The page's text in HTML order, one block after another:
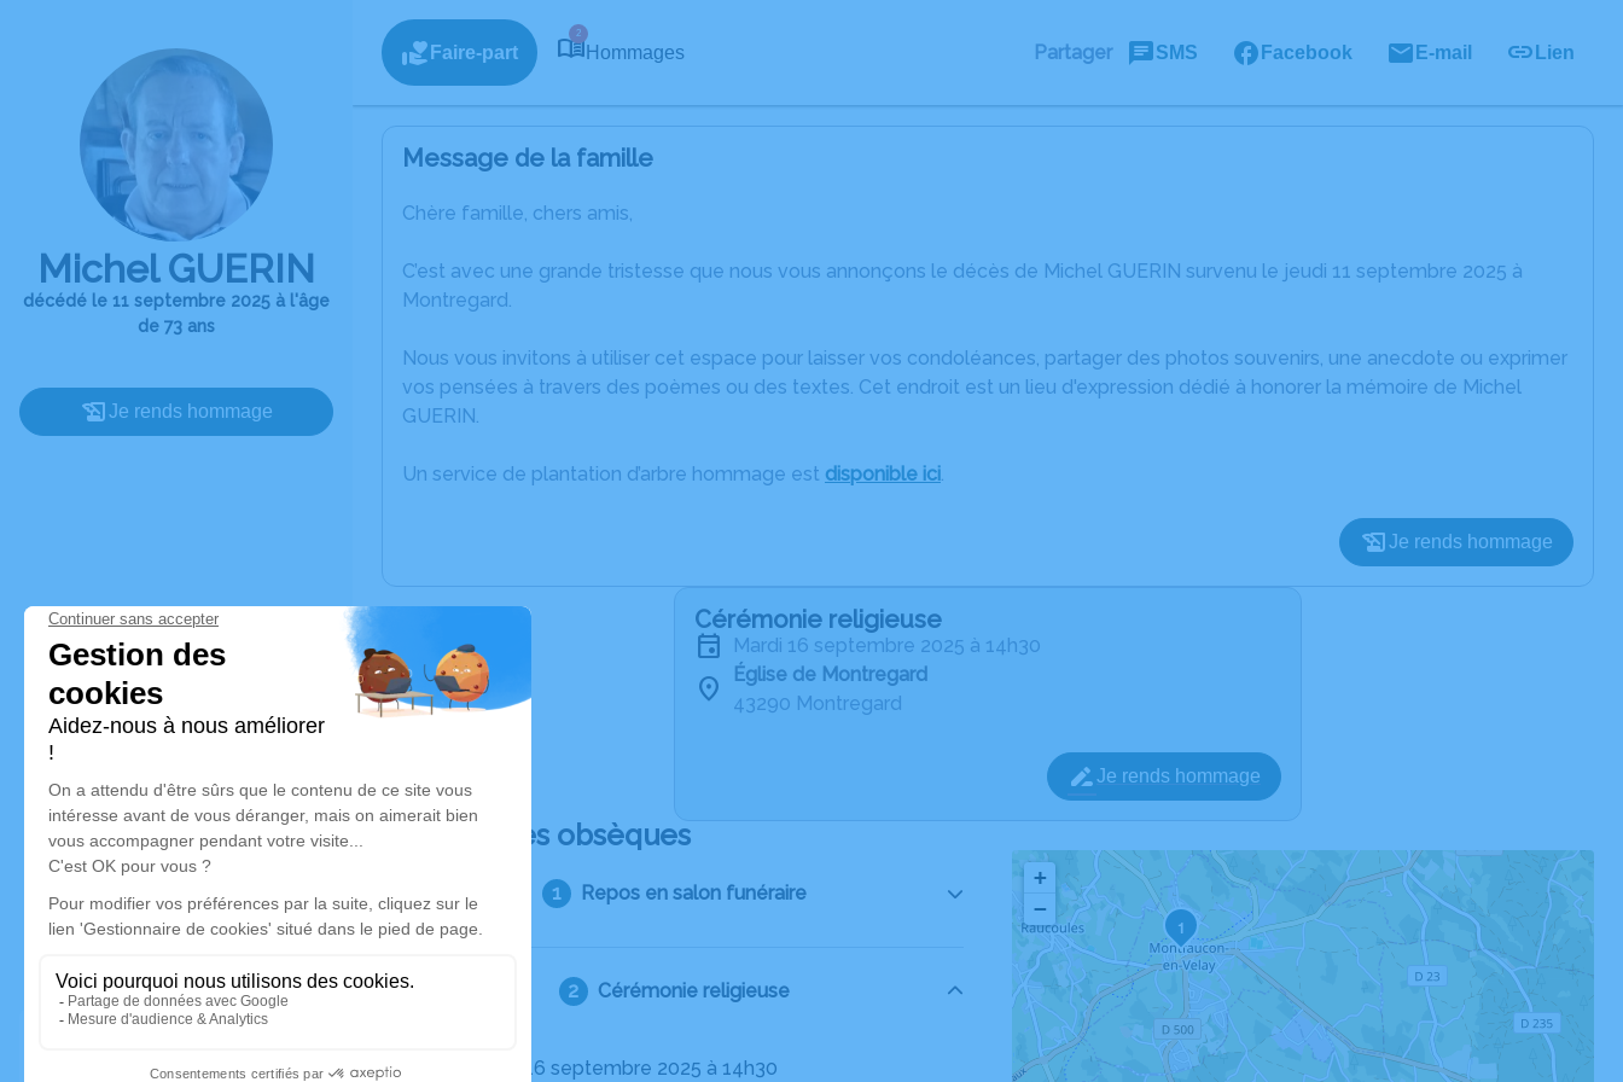
Michel GUERIN
décédé le 11 septembre 2025 à l'âge
de 73 ans
Je rends hommage
Faire-part
2
Hommages Partager SMS Facebook E-mail Lien
Message de la famille
Chère famille, chers amis,
C’est avec une grande tristesse que nous vous annonçons le décès de Michel GUERIN survenu le jeudi 11 septembre 2025 à
Montregard.
Nous vous invitons à utiliser cet espace pour laisser vos condoléances, partager des photos souvenirs, une anecdote ou exprimer
vos pensées à travers des poèmes ou des textes. Cet endroit est un lieu d'expression dédié à honorer la mémoire de Michel
GUERIN.
Un service de plantation d’arbre hommage est disponible ici.
Je rends hommage
Cérémonie religieuse
mardi 16 septembre 2025 à 14h30
Église de Montregard
43290 Montregard
Je rends hommage
Déroulé des obsèques
Repos en salon funéraire
Cérémonie religieuse
Le mardi 16 septembre 2025 à 14h30
1
+
−